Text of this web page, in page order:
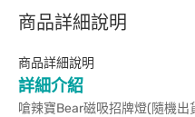
商品詳細說明
商品詳細說明
詳細介紹
嗆辣寶Bear磁吸招牌燈(隨機出